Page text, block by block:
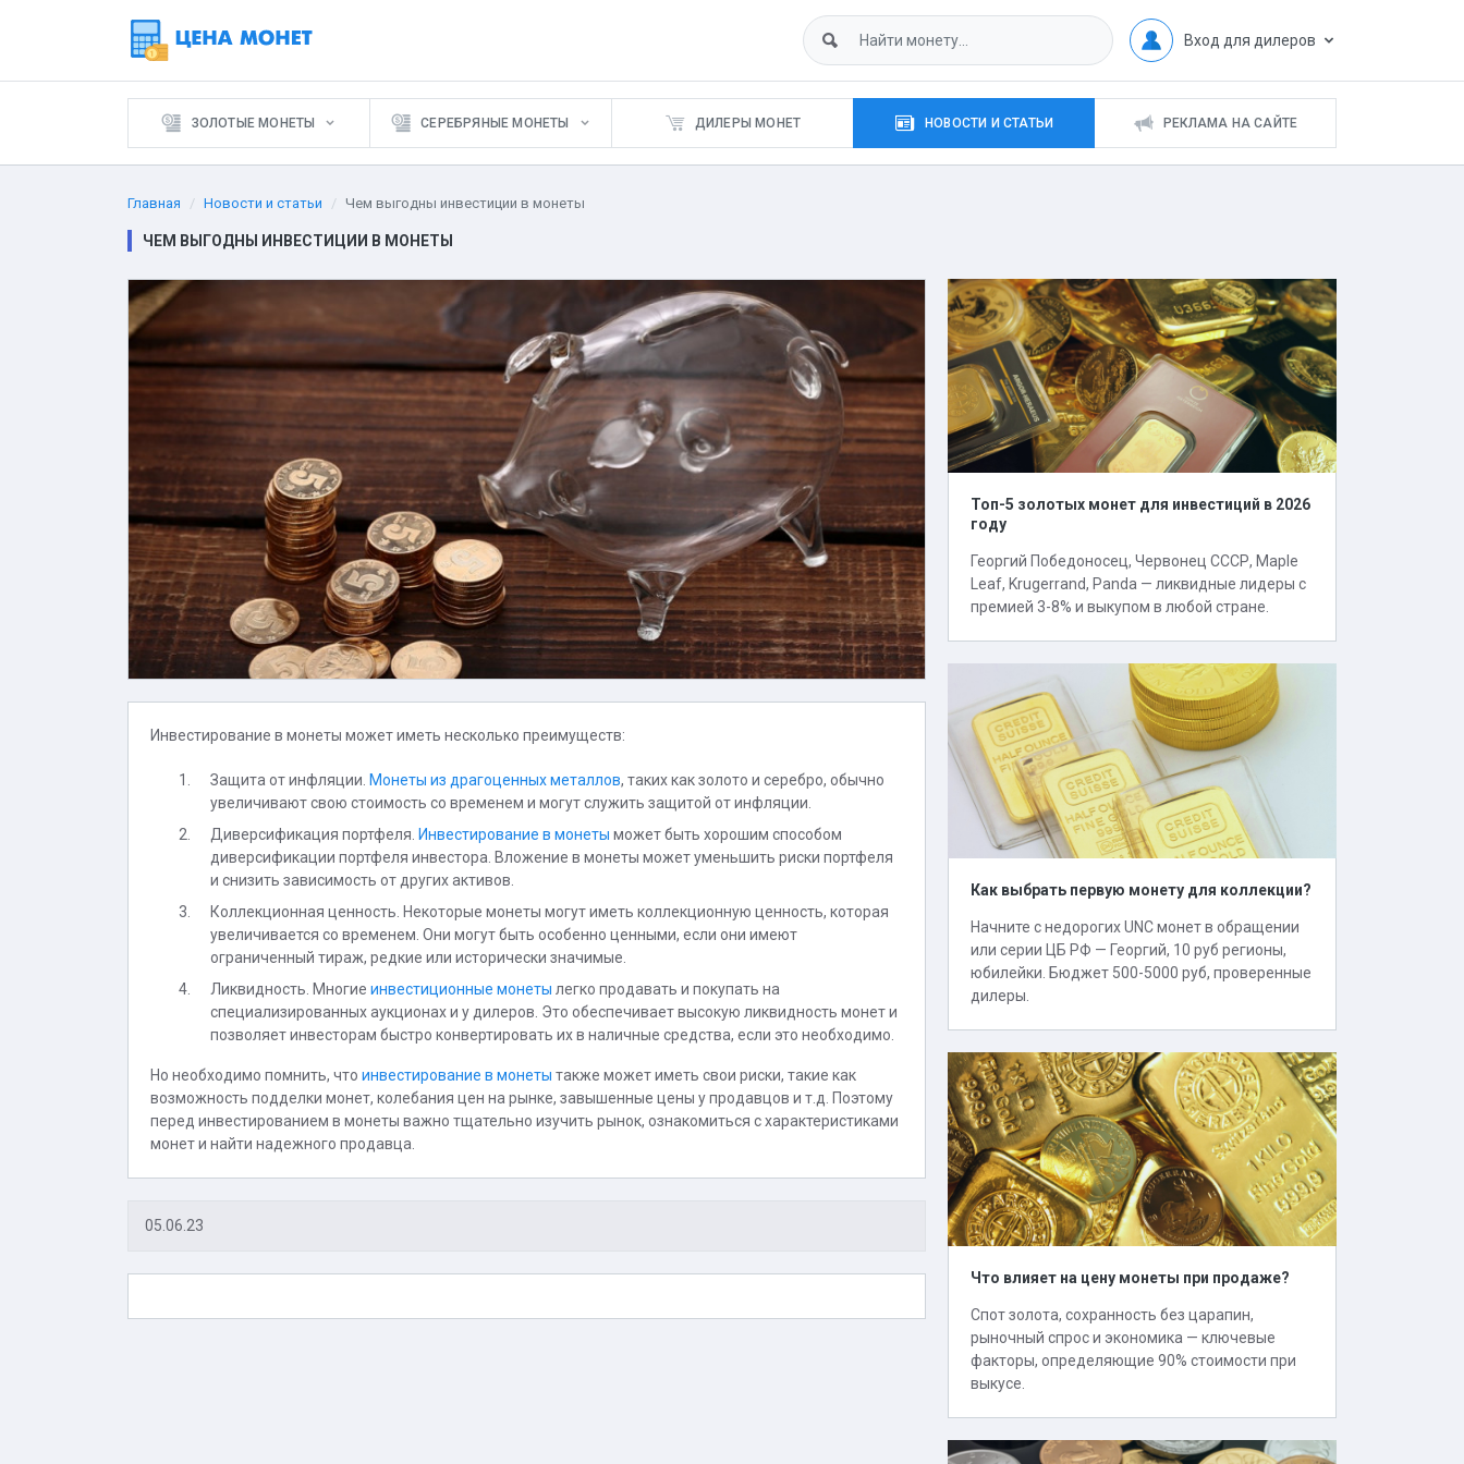
Вход для дилеров
ЗОЛОТЫЕ МОНЕТЫ СЕРЕБРЯНЫЕ МОНЕТЫ ДИЛЕРЫ МОНЕТ НОВОСТИ И СТАТЬИ РЕКЛАМА НА САЙТЕ
Главная Новости и статьи Чем выгодны инвестиции в монеты
ЧЕМ ВЫГОДНЫ ИНВЕСТИЦИИ В МОНЕТЫ
Инвестирование в монеты может иметь несколько преимуществ:
Защита от инфляции. Монеты из драгоценных металлов, таких как золото и серебро, обычно
увеличивают свою стоимость со временем и могут служить защитой от инфляции.
Диверсификация портфеля. Инвестирование в монеты может быть хорошим способом
диверсификации портфеля инвестора. Вложение в монеты может уменьшить риски портфеля
и снизить зависимость от других активов.
Коллекционная ценность. Некоторые монеты могут иметь коллекционную ценность, которая
увеличивается со временем. Они могут быть особенно ценными, если они имеют
ограниченный тираж, редкие или исторически значимые.
Ликвидность. Многиеинвестиционные монеты легко продавать и покупать на
специализированных аукционах и у дилеров. Это обеспечивает высокую ликвидность монет и
позволяет инвесторам быстро конвертировать их в наличные средства, если это необходимо.
Но необходимо помнить, что инвестирование в монеты также может иметь свои риски, такие как
возможность подделки монет, колебания цен на рынке, завышенные цены у продавцов и т.д. Поэтому
перед инвестированием в монеты важно тщательно изучить рынок, ознакомиться с характеристиками
монет и найти надежного продавца.
05.06.23
Топ-5 золотых монет для инвестиций в 2026
году
Георгий Победоносец, Червонец СССР, Maple
Leaf, Krugerrand, Panda — ликвидные лидеры с
премией 3-8% и выкупом в любой стране.
Как выбрать первую монету для коллекции?
Начните с недорогих UNC монет в обращении
или серии ЦБ РФ — Георгий, 10 руб регионы,
юбилейки. Бюджет 500-5000 руб, проверенные
дилеры.
Что влияет на цену монеты при продаже?
Спот золота, сохранность без царапин,
рыночный спрос и экономика — ключевые
факторы, определяющие 90% стоимости при
выкусе.